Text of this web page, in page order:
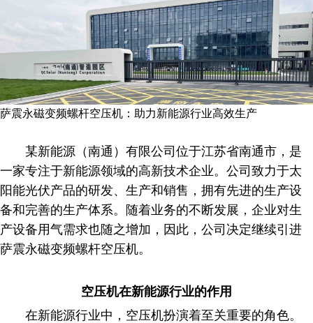
萨震永磁变频螺杆空压机：助力新能源行业高效生产
某新能源（南通）有限公司位于江苏省南通市，是
一家专注于新能源领域的高新技术企业。公司致力于太
阳能光伏产品的研发、生产和销售，拥有先进的生产设
备和完善的生产体系。随着业务的不断发展，企业对生
产设备用气需求也随之增加，因此，公司决定继续引进
萨震永磁变频螺杆空压机。
空压机在新能源行业的作用
在新能源行业中，空压机扮演着至关重要的角色。